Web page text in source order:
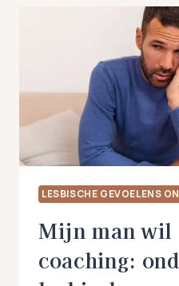
LESBISCHE
PAK
JE
DAT
AAN?
LESBISCHE GEVOELENS
Mijn man wil
coaching: